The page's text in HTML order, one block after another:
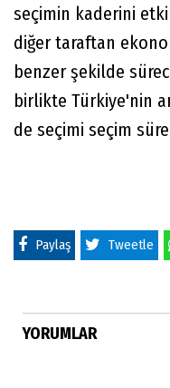
seçimin kaderini
diğer taraftan
benzer şekilde
birlikte Türkiye'nin
de seçimi seçim
Paylaş Tweetle
YORUMLAR